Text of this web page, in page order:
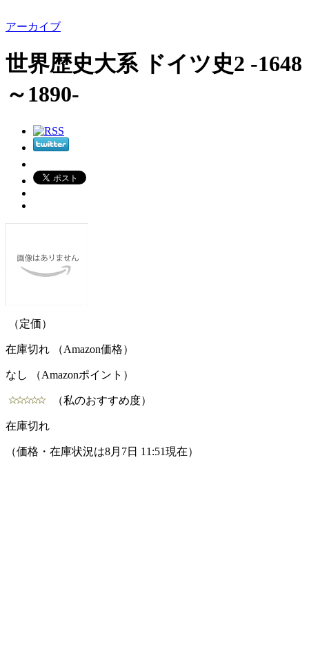
アーカイブ
世界歴史大系 ドイツ史2 -1648
～1890-
（定価）
在庫切れ （Amazon価格）
なし （Amazonポイント）
（私のおすすめ度）
在庫切れ
（価格・在庫状況は8月7日 11:51現在）